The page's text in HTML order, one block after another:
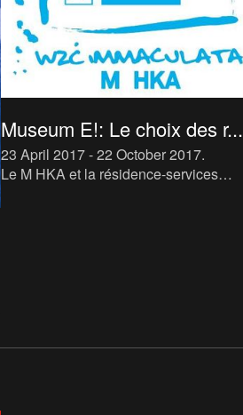
Museum E!: Le choix des r...
23 April 2017 - 22 October 2017.
Le M HKA et la résidence-services